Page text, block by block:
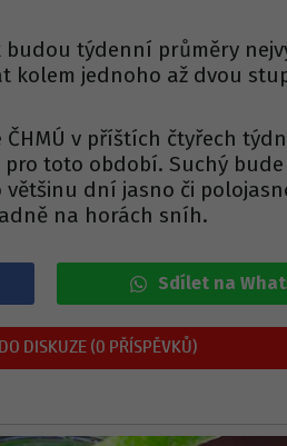
týdenní průměry
kolem jednoho až dvou
v příštích čtyřech
toto období. Suchý
dní jasno či
na horách sníh.
Sdílet na
DISKUZE (0 PŘÍSPĚVKŮ)